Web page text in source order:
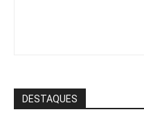
DESTAQUES